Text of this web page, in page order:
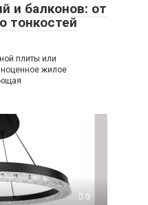
и балконов: от
тонкостей
плиты или
жилое
0